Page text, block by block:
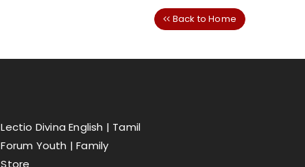
Back to Home
Lectio Divina English | Tamil
Forum Youth |Family
Store